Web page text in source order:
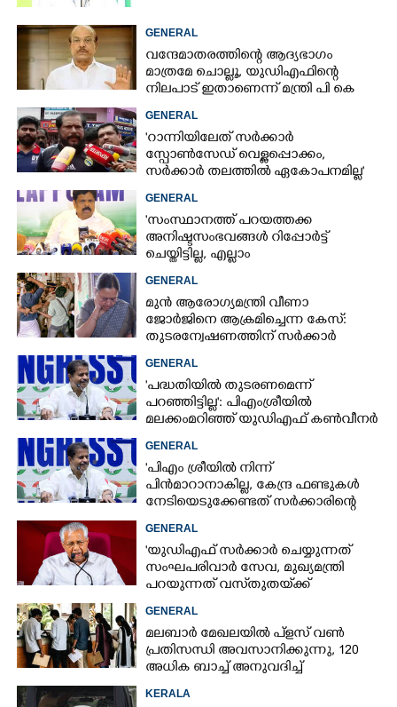
GENERAL
വന്ദേമാതരത്തിന്റെ ആദ്യഭാഗം
മാത്രമേ ചൊല്ലൂ,​ യുഡിഎഫിന്റെ
നിലപാട് ഇതാണെന്ന് മന്ത്രി പി കെ
GENERAL
'റാന്നിയിലേത് സർക്കാർ
സ്പോൺസേഡ് വെള്ളപ്പൊക്കം,
സർക്കാർ തലത്തിൽ ഏകോപനമില്ല'
GENERAL
'സംസ്ഥാനത്ത് പറയത്തക്ക
അനിഷ്ടസംഭവങ്ങള്‍ റിപ്പോര്‍ട്ട്
ചെയ്തിട്ടില്ല, എല്ലാം
എപി അനിൽകുമാർ
GENERAL
മുൻ ആരോഗ്യമന്ത്രി വീണാ
ജോർജിനെ ആക്രമിച്ചെന്ന കേസ്:
തുടരന്വേഷണത്തിന് സർക്കാർ
GENERAL
'പദ്ധതിയിൽ തുടരണമെന്ന്
പറഞ്ഞിട്ടില്ല': പിഎംശ്രീയിൽ
മലക്കംമറിഞ്ഞ് യുഡിഎഫ് കൺവീനർ
GENERAL
'പിഎം ശ്രീയിൽ നിന്ന്
പിൻമാറാനാകില്ല, കേന്ദ്ര ഫണ്ടുകൾ
നേടിയെടുക്കേണ്ടത് സർക്കാരിന്റെ
GENERAL
'യുഡിഎഫ് സർക്കാ‌ർ ചെയ്യുന്നത്
സംഘപരിവാർ സേവ, മുഖ്യമന്ത്രി
പറയുന്നത് വസ്‌തുതയ്‌ക്ക്
GENERAL
മലബാർ മേഖലയിൽ പ്‌ളസ് വൺ
പ്രതിസന്ധി അവസാനിക്കുന്നു, 120
അധിക ബാച്ച് അനുവദിച്ച്
KERALA